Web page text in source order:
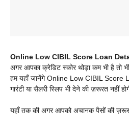
Online Low CIBIL Score Loan
अगर आपका क्रेडिट स्कोर थोड़ा कम भी है तो
हम यहाँ जानेंगे Online Low CIBIL Score
गारंटी या सैलरी स्लिप भी देने की ज़रूरत नहीं
यहाँ तक की अगर आपको अचानक पैसों की